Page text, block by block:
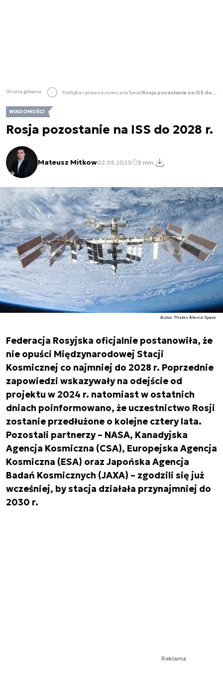
Strona główna Polityka i prawo kosmiczneŚwiat Rosja pozostanie na ISS do 2028 r.
WIADOMOŚCI
Rosja pozostanie na ISS do 2028 r.
Mateusz Mitkow02.05.2023 3 min.
Autor. Thales Alenia Space
Federacja Rosyjska oficjalnie postanowiła, że
nie opuści Międzynarodowej Stacji
Kosmicznej co najmniej do 2028 r. Poprzednie
zapowiedzi wskazywały na odejście od
projektu w 2024 r. natomiast w ostatnich
dniach poinformowano, że uczestnictwo Rosji
zostanie przedłużone o kolejne cztery lata.
Pozostali partnerzy – NASA, Kanadyjska
Agencja Kosmiczna (CSA), Europejska Agencja
Kosmiczna (ESA) oraz Japońska Agencja
Badań Kosmicznych (JAXA) – zgodzili się już
wcześniej, by stacja działała przynajmniej do
2030 r.
Reklama